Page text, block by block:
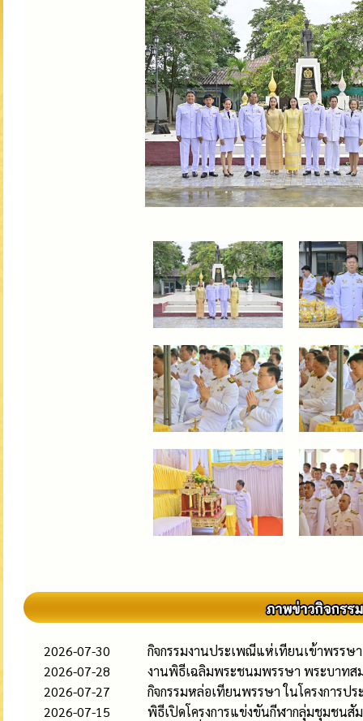
2026-07-30
กิจกรรมงานประเพณีแห่เทียนเข้าพรรษ
2026-07-28
งานพิธีเฉลิมพระชนมพรรษา พระบาทส
2026-07-27
กิจกรรมหล่อเทียนพรรษา ในโครงการ
2026-07-15
พิธีเปิดโครงการแข่งขันกีฬากลุ่มชุมชนสั